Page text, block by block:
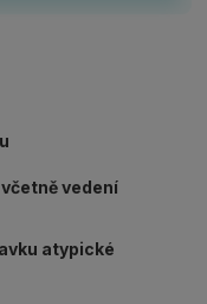
vedení
atypické